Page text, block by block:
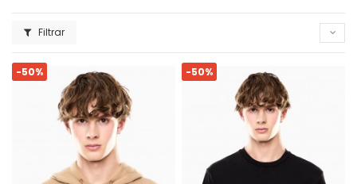
Filtrar
-50% -50%